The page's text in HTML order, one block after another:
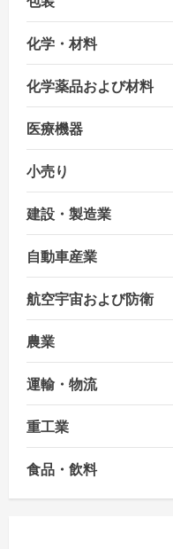
化学・材料
化学薬品および材料
医療機器
小売り
建設・製造業
自動車産業
航空宇宙および防衛
農業
運輸・物流
重工業
食品・飲料